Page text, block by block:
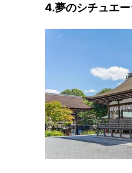
4.夢のシチュエ